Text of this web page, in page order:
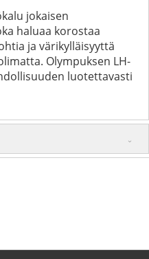
jokaisen
haluaa korostaa
ja värikylläisyyttä
Olympuksen LH-
luotettavasti